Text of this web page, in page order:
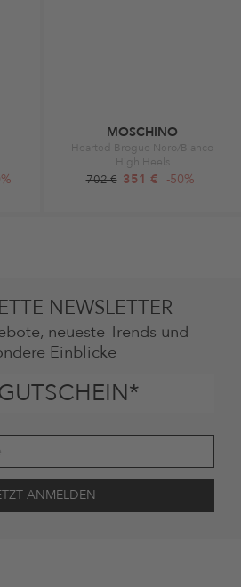
MOSCHINO
Hearted Brogue Nero/Bianco
High Heels
702 € 351 € -50%
NEWSLETTER
neueste Trends und
Einblicke